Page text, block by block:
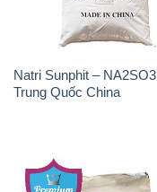
Natri Sunphit – NA2SO3
Trung Quốc China